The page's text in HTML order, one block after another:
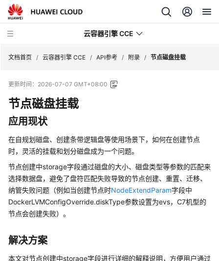
云容器引擎 CCE
新
动
态
服
务
公
告
品
介
绍
文档首页 / 云容器引擎 CCE / API参考 / 附录 / 节点磁盘挂载
更新时间： 2026-07-07 GMT+08:00
节点磁盘挂载
应用现状
在自规划磁盘、创建条带逻辑盘等使用场景下，如何在创建节点
时，灵活的挂载和划分磁盘成为一个问题。
节点创建中storage字段通过磁盘的大小、磁盘类型等参数的匹配来
选择数据盘，避免了盘符匹配失败导致的节点创建、重置、迁移、
纳管失败问题（例如当创建节点时NodeExtendParam字段中
DockerLVMConfigOverride.diskType参数设置为evs，C7机型的
节点会创建失败）。
解决方案
本文对节点创建中storage字段进行详细的解释说明，方便用户通过